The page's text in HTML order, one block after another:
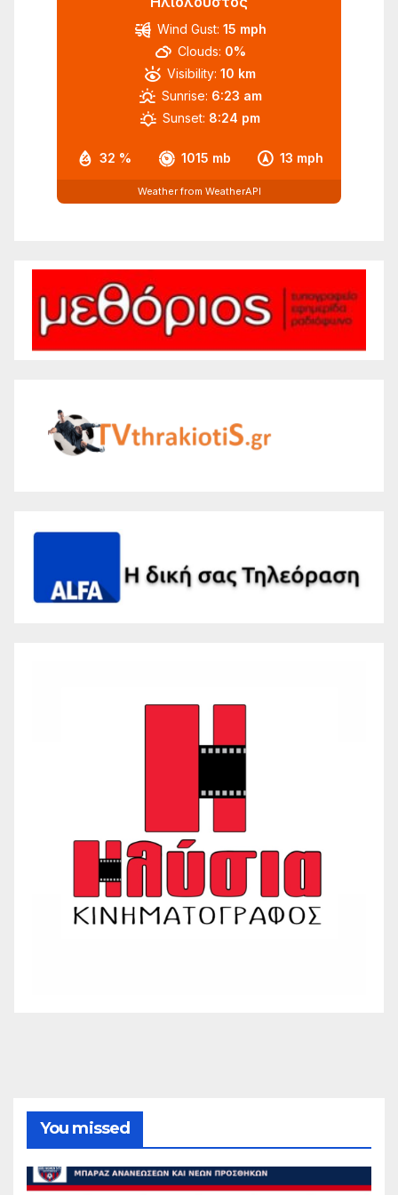
32 % 1015 mb 13 mph
Wind Gust: 15 mph
Clouds: 0%
Visibility: 10 km
Sunrise: 6:23 am
Sunset: 8:24 pm
Weather from WeatherAPI
You missed